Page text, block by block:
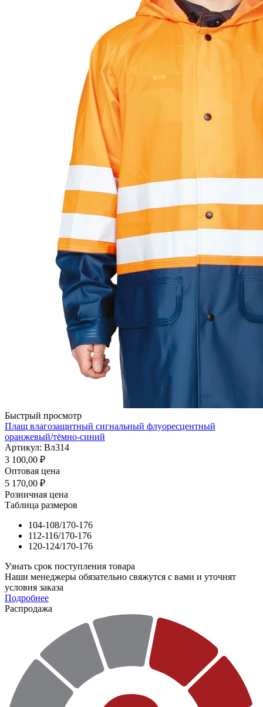
Быстрый просмотр
Плащ влагозащитный сигнальный флуоресцентный
оранжевый/тёмно-синий
Артикул: Вл314
3 100,00 ₽
Оптовая цена
5 170,00 ₽
Розничная цена
Таблица размеров
104-108/170-176
112-116/170-176
120-124/170-176
Узнать срок поступления товара
Наши менеджеры обязательно свяжутся с вами и уточнят
условия заказа
Подробнее
Распродажа